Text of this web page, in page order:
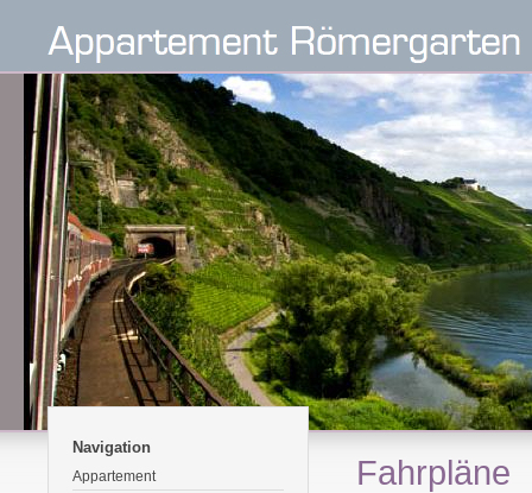
Navigation
Appartement
Fahrpläne